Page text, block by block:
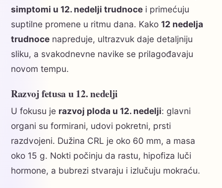
simptomi u 12. nedelji trudnoce i primećuju
suptilne promene u ritmu dana. Kako 12 nedelja
trudnoce napreduje, ultrazvuk daje detaljniju
sliku, a svakodnevne navike se prilagođavaju
novom tempu.
Razvoj fetusa u 12. nedelji
U fokusu je razvoj ploda u 12. nedelji: glavni
organi su formirani, udovi pokretni, prsti
razdvojeni. Dužina CRL je oko 60 mm, a masa
oko 15 g. Nokti počinju da rastu, hipofiza luči
hormone, a bubrezi stvaraju i izlučuju mokraću.